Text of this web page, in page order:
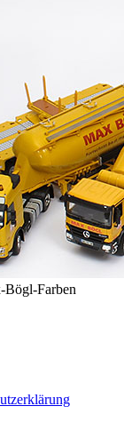
Bögl-Farben